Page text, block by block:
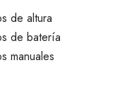
de altura
de batería
manuales